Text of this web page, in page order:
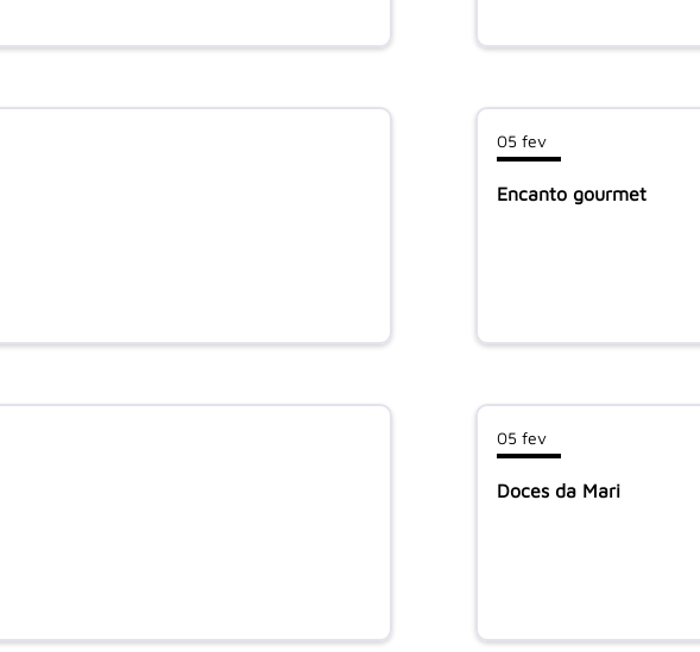
05 fev
Encanto gourmet
05 fev
Doces da Mari